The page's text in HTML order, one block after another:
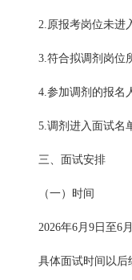
2.原报考岗位未进入
3.符合拟调剂岗位所
4.参加调剂的报名人
5.调剂进入面试名单
三、面试安排
（一）时间
2026年6月9日至6月
具体面试时间以后